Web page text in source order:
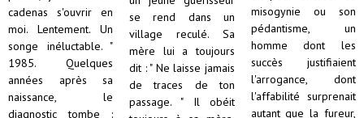
cadenas s'ouvrir en
moi. Lentement. Un
songe inéluctable. "
1985. Quelques
années après sa
naissance, le
diagnostic tombe :
se rend dans un
village reculé. Sa
mère lui a toujours
dit : " Ne laisse jamais
de traces de ton
passage. " Il obéit
misogynie ou son
pédantisme, un
homme dont les
succès justifiaient
l'arrogance, dont
l'affabilité surprenait
autant que la fureur,